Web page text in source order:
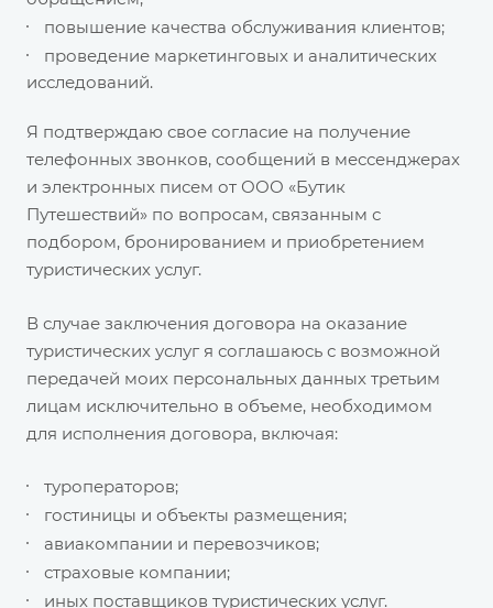
повышение качества обслуживания клиентов;
проведение маркетинговых и аналитических
исследований.
Я подтверждаю свое согласие на получение
телефонных звонков, сообщений в мессенджерах
и электронных писем от ООО «Бутик
Путешествий» по вопросам, связанным с
подбором, бронированием и приобретением
туристических услуг.
В случае заключения договора на оказание
туристических услуг я соглашаюсь с возможной
передачей моих персональных данных третьим
лицам исключительно в объеме, необходимом
для исполнения договора, включая:
туроператоров;
гостиницы и объекты размещения;
авиакомпании и перевозчиков;
страховые компании;
иных поставщиков туристических услуг.